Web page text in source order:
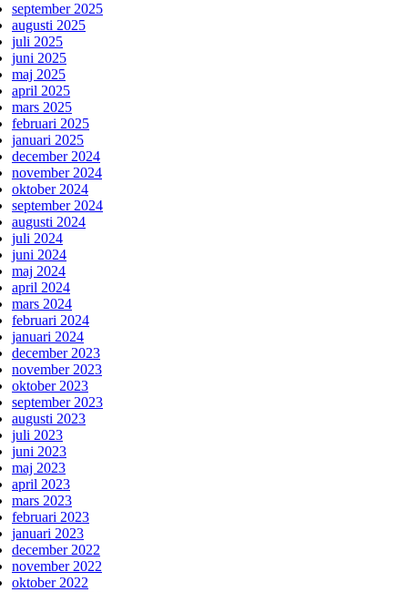
september 2025
augusti 2025
juli 2025
juni 2025
maj 2025
april 2025
mars 2025
februari 2025
januari 2025
december 2024
november 2024
oktober 2024
september 2024
augusti 2024
juli 2024
juni 2024
maj 2024
april 2024
mars 2024
februari 2024
januari 2024
december 2023
november 2023
oktober 2023
september 2023
augusti 2023
juli 2023
juni 2023
maj 2023
april 2023
mars 2023
februari 2023
januari 2023
december 2022
november 2022
oktober 2022